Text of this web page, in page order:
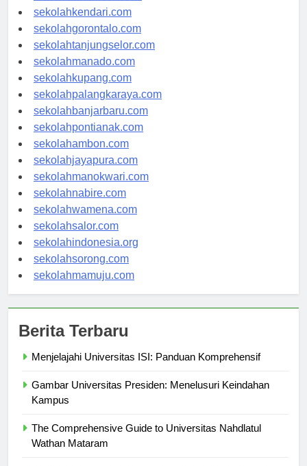
sekolahmakassar.com
sekolahkendari.com
sekolahgorontalo.com
sekolahtanjungselor.com
sekolahmanado.com
sekolahkupang.com
sekolahpalangkaraya.com
sekolahbanjarbaru.com
sekolahpontianak.com
sekolahambon.com
sekolahjayapura.com
sekolahmanokwari.com
sekolahnabire.com
sekolahwamena.com
sekolahsalor.com
sekolahindonesia.org
sekolahsorong.com
Berita Terbaru
Gambar Universitas Presiden: Menelusuri Keindahan
The Comprehensive Guide to Universitas Nahdlatul